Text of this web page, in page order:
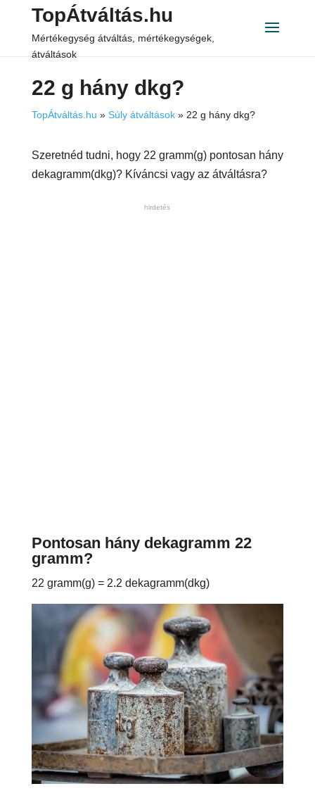
TopÁtváltás.hu
Mértékegység átváltás, mértékegységek,
átváltások
22 g hány dkg?
TopÁtváltás.hu » Súly átváltások» 22 g hány dkg?
Szeretnéd tudni, hogy 22 gramm(g) pontosan hány
dekagramm(dkg)? Kíváncsi vagy az átváltásra?
hirdetés
Pontosan hány dekagramm 22
gramm?
22 gramm(g) = 2.2 dekagramm(dkg)